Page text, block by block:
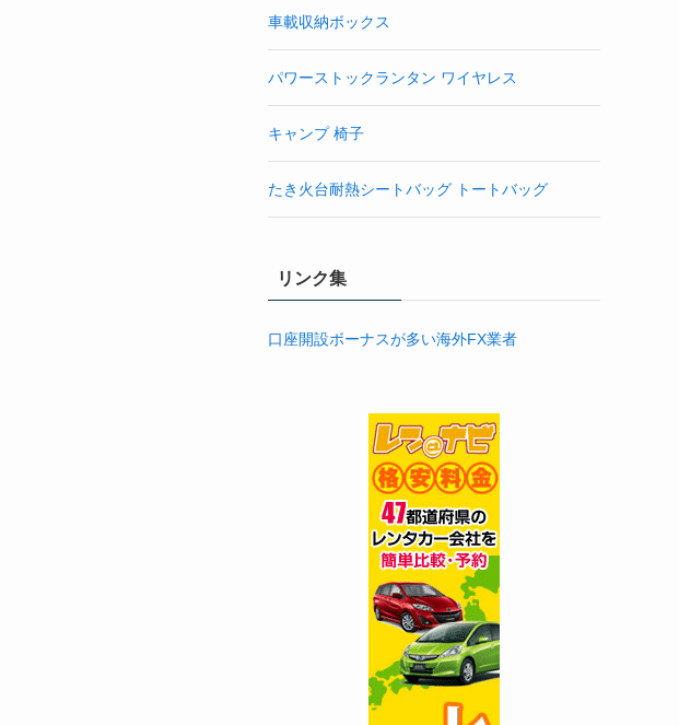
車載収納ボックス
パワーストックランタン ワイヤレス
キャンプ 椅子
たき火台耐熱シートバッグ トートバッグ
リンク集
口座開設ボーナスが多い海外FX業者